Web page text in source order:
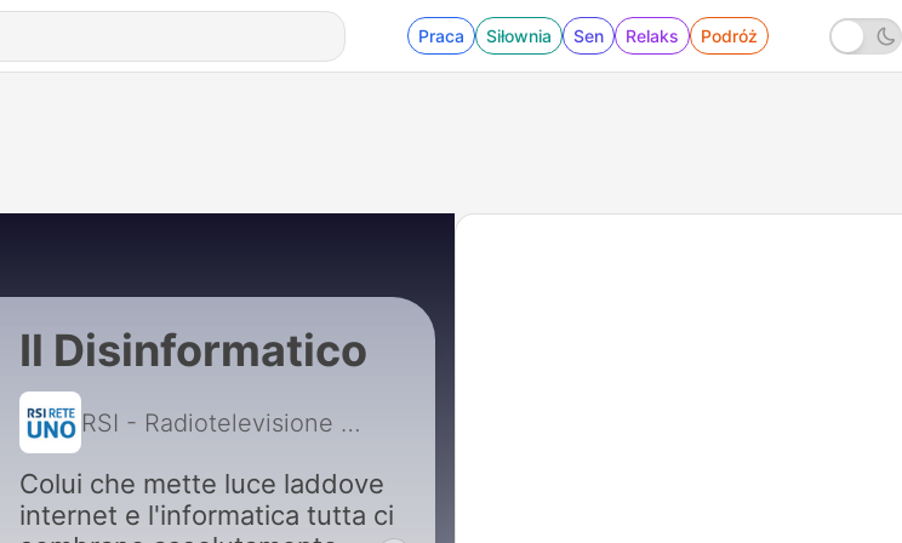
Praca Siłownia Sen Relaks Podróż
Il Disinformatico
RSI - Radiotelevisione svizzera
Colui che mette luce laddove
internet e l'informatica tutta ci